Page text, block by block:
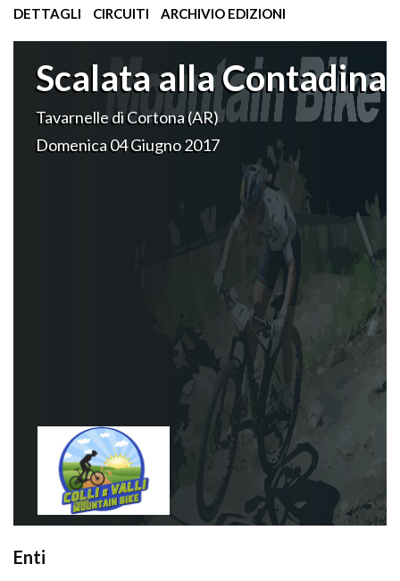
DETTAGLI CIRCUITI ARCHIVIO EDIZIONI
Scalata alla Contadina
Tavarnelle di Cortona (AR)
Domenica 04 Giugno 2017
Enti